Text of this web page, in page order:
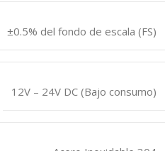
±0.5% del fondo de escala (FS)
12V – 24V DC (Bajo consumo)